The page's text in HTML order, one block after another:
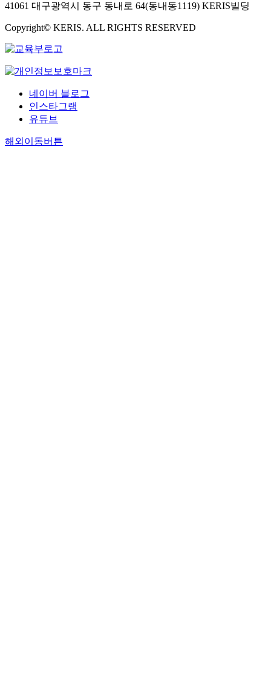
41061 대구광역시 동구 동내로 64(동내동1119) KERIS빌딩
Copyright© KERIS. ALL RIGHTS RESERVED
네이버 블로그
인스타그램
유튜브
해외이동버튼